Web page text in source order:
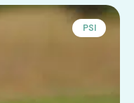
PSI